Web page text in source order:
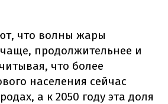
что волны жары
чаще, продолжительнее и
что более
населения сейчас
а к 2050 году эта доля